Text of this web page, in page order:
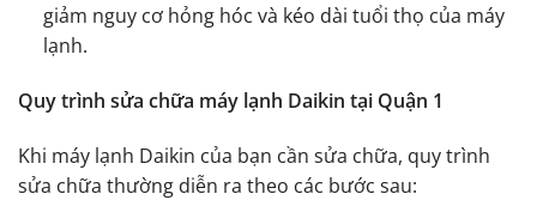
giảm nguy cơ hỏng hóc và kéo dài tuổi thọ của máy
lạnh.
Quy trình sửa chữa máy lạnh Daikin tại Quận 1
Khi máy lạnh Daikin của bạn cần sửa chữa, quy trình
sửa chữa thường diễn ra theo các bước sau: